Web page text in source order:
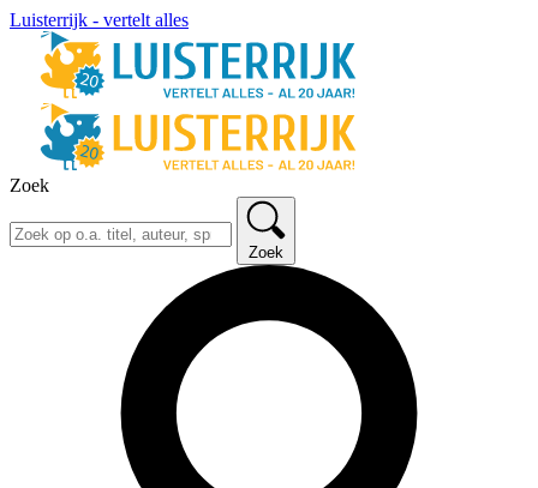
Luisterrijk - vertelt alles
Zoek
Zoek